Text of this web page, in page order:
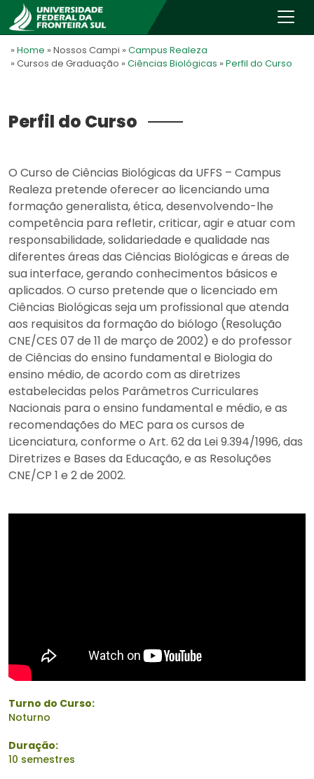
» Home » Nossos Campi » Campus Realeza
» Cursos de Graduação » Ciências Biológicas » Perfil do Curso
Perfil do Curso
O Curso de Ciências Biológicas da UFFS – Campus
Realeza pretende oferecer ao licenciando uma
formação generalista, ética, desenvolvendo-lhe
competência para refletir, criticar, agir e atuar com
responsabilidade, solidariedade e qualidade nas
diferentes áreas das Ciências Biológicas e áreas de
sua interface, gerando conhecimentos básicos e
aplicados. O curso pretende que o licenciado em
Ciências Biológicas seja um profissional que atenda
aos requisitos da formação do biólogo (Resolução
CNE/CES 07 de 11 de março de 2002) e do professor
de Ciências do ensino fundamental e Biologia do
ensino médio, de acordo com as diretrizes
estabelecidas pelos Parâmetros Curriculares
Nacionais para o ensino fundamental e médio, e as
recomendações do MEC para os cursos de
Licenciatura, conforme o Art. 62 da Lei 9.394/1996, das
Diretrizes e Bases da Educação, e as Resoluções
CNE/CP 1 e 2 de 2002.
Turno do Curso:
Noturno
Duração:
10 semestres